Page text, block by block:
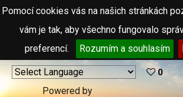
Pomocí cookies vás na našich stránkách
vám je tak, aby všechno fungovalo
preferencí.
Rozumím a souhlasím
Powered by
0